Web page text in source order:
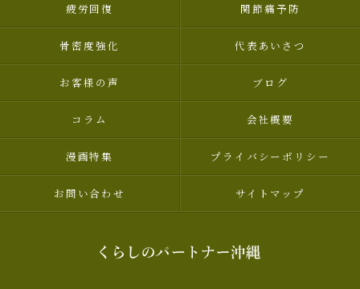
疲労回復 関節痛予防
骨密度強化 代表あいさつ
お客様の声 ブログ
コラム 会社概要
漫画特集 プライバシーポリシー
お問い合わせ サイトマップ